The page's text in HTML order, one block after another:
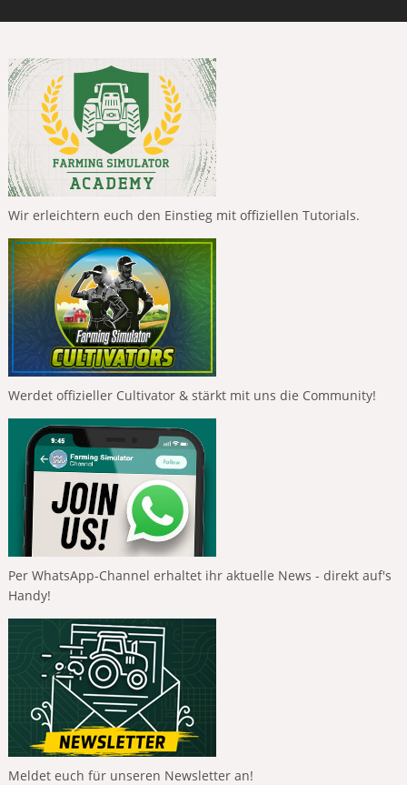
Wir erleichtern euch den Einstieg mit offiziellen Tutorials.
Werdet offizieller Cultivator & stärkt mit uns die Community!
Per WhatsApp-Channel erhaltet ihr aktuelle News - direkt auf's
Handy!
Meldet euch für unseren Newsletter an!